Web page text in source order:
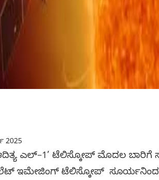
ಎಲ್‌–1’ ಟೆಲಿಸ್ಕೋಪ್‌ ಮೊದಲ ಬಾರಿಗೆ
ಇಮೇಜಿಂಗ್ ಟೆಲಿಸ್ಕೋಪ್ ಸೂರ್ಯನಿಂದ